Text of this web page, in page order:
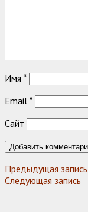
Имя *
Email *
Сайт
Предыдущая запись
Следующая запись